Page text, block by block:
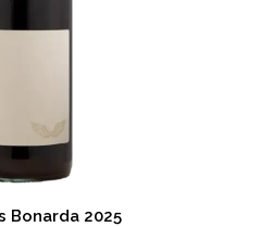
Bonarda 2025